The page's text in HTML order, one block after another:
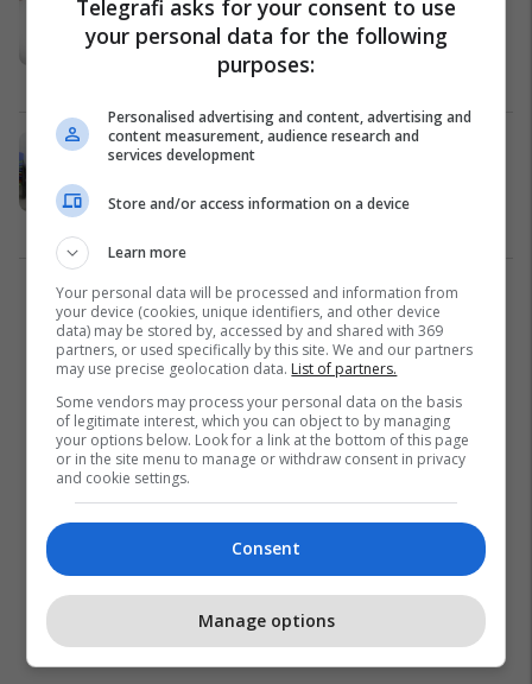
domosdoshme të jemi më proaktivë
në hetimin e korrupsionit
Drejtësi 01/11/2025
Cenimi i votës, dy raste në
procedurë të rregull - s'ka të
arrestuar
1
Telegrafi asks for your consent to use
your personal data for the following
purposes:
Personalised advertising and content, advertising and
content measurement, audience research and
services development
Store and/or access information on a device
Learn more
Your personal data will be processed and information from
your device (cookies, unique identifiers, and other device
data) may be stored by, accessed by and shared with 369
partners, or used specifically by this site. We and our partners
may use precise geolocation data. List of partners.
Some vendors may process your personal data on the basis
of legitimate interest, which you can object to by managing
your options below. Look for a link at the bottom of this page
or in the site menu to manage or withdraw consent in privacy
and cookie settings.
Consent
Manage options